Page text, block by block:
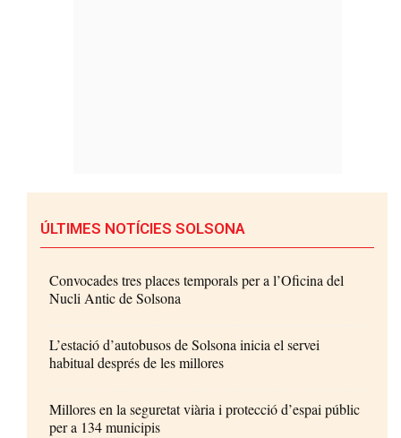
ÚLTIMES NOTÍCIES SOLSONA
Convocades tres places temporals per a l’Oficina del
Nucli Antic de Solsona
L’estació d’autobusos de Solsona inicia el servei
habitual després de les millores
Millores en la seguretat viària i protecció d’espai públic
per a 134 municipis